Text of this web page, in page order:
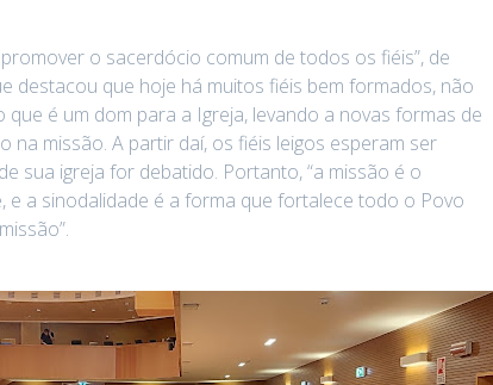
o sacerdócio comum de todos os fiéis”, de
destacou que hoje há muitos fiéis bem formados, não
que é um dom para a Igreja, levando a novas formas de
na missão. A partir daí, os fiéis leigos esperam ser
sua igreja for debatido. Portanto, “a missão é o
e a sinodalidade é a forma que fortalece todo o Povo